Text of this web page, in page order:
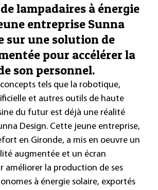
lampadaires à énergie
entreprise Sunna
sur une solution de
pour accélérer la
son personnel.
tels que la robotique,
et autres outils de haute
du futur est déjà une réalité
Design. Cette jeune entreprise,
en Gironde, a mis en oeuvre un
augmentée et un écran
améliorer la production de ses
à énergie solaire, exportés